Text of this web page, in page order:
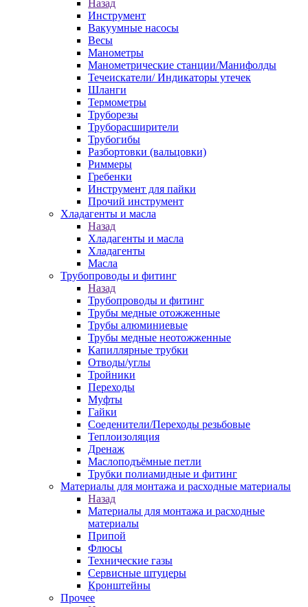
Назад
Инструмент
Вакуумные насосы
Весы
Манометры
Манометрические станции/Манифолды
Течеискатели/ Индикаторы утечек
Шланги
Термометры
Труборезы
Труборасширители
Трубогибы
Разбортовки (вальцовки)
Риммеры
Гребенки
Инструмент для пайки
Прочий инструмент
Хладагенты и масла
Назад
Хладагенты и масла
Хладагенты
Масла
Трубопроводы и фитинг
Назад
Трубопроводы и фитинг
Трубы медные отожженные
Трубы алюминиевые
Трубы медные неотожженные
Капиллярные трубки
Отводы/углы
Тройники
Переходы
Муфты
Гайки
Соеденители/Переходы резьбовые
Теплоизоляция
Дренаж
Маслоподъёмные петли
Трубки полиамидные и фитинг
Материалы для монтажа и расходные материалы
Назад
Материалы для монтажа и расходные
материалы
Припой
Флюсы
Технические газы
Сервисные штуцеры
Кронштейны
Прочее